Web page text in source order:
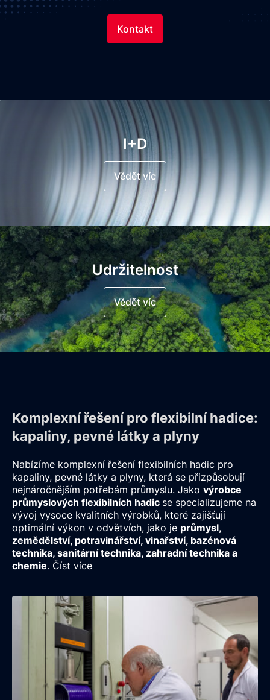
Kontakt
I+D
Vědět víc
Udržitelnost
Vědět víc
Komplexní řešení pro flexibilní hadice:
kapaliny, pevné látky a plyny
Nabízíme komplexní řešení flexibilních hadic pro
kapaliny, pevné látky a plyny, která se přizpůsobují
nejnáročnějším potřebám průmyslu. Jako výrobce
průmyslových flexibilních hadic se specializujeme na
vývoj vysoce kvalitních výrobků, které zajišťují
optimální výkon v odvětvích, jako je průmysl,
zemědělství, potravinářství, vinařství, bazénová
technika, sanitární technika, zahradní technika a
chemie. Číst více